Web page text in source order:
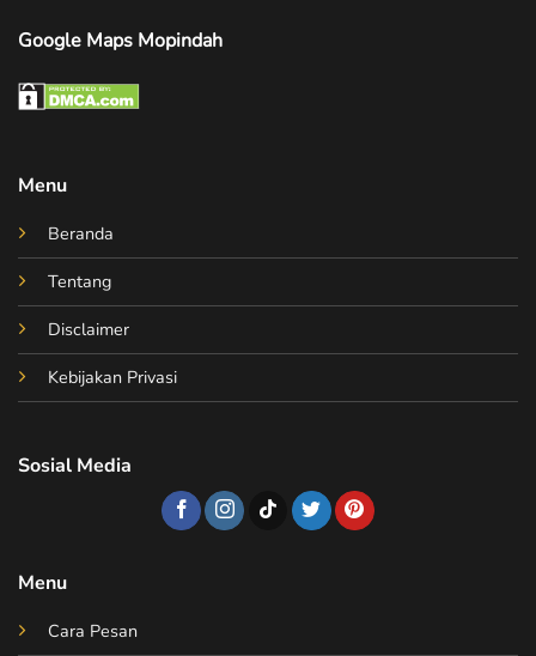
Google Maps Mopindah
Menu
Beranda
Tentang
Disclaimer
Kebijakan Privasi
Sosial Media
Menu
Cara Pesan